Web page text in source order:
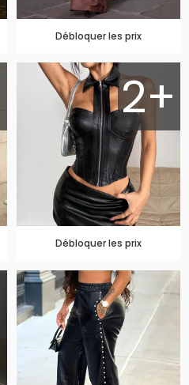
Débloquer les prix
2+
Débloquer les prix